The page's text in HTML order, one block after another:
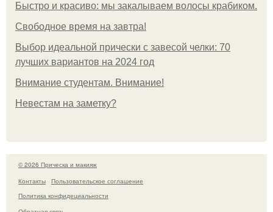
Быстро и красиво: мы закалываем волосы крабиком.
Свободное время на завтра!
Выбор идеальной прически с завесой челки: 70
лучших вариантов на 2024 год
Внимание студентам. Внимание!
Невестам на заметку?
© 2026 Прическа и макияж
Контакты
Пользовательское соглашение
Политика конфидециальности